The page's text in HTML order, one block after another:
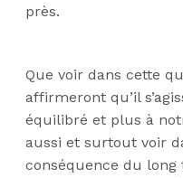
près.
Que voir dans cette
affirmeront qu’il
équilibré et plus à
aussi et surtout voir
conséquence du